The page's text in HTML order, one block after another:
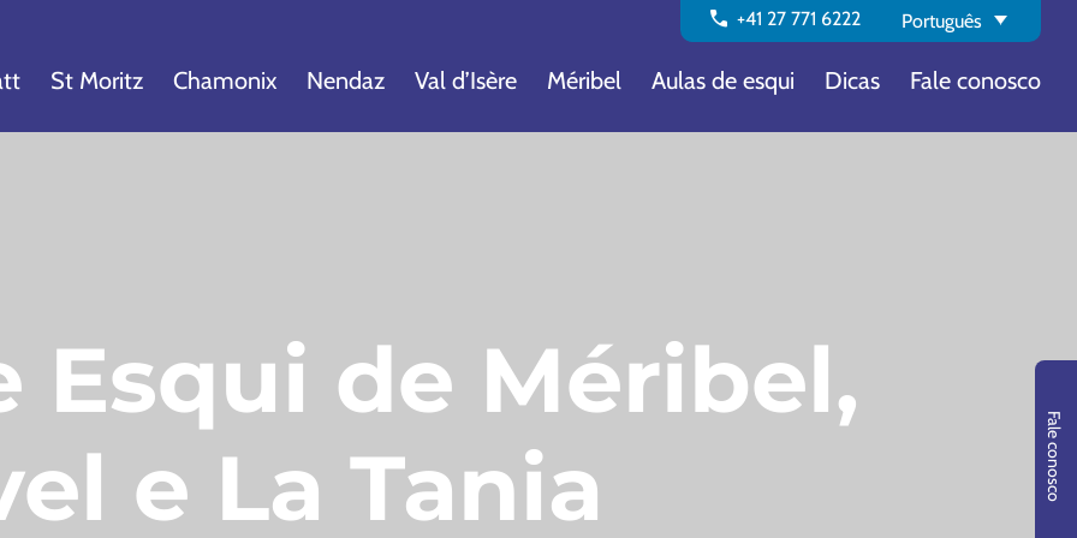
call +41 27 771 6222 Português
St Moritz Chamonix Nendaz Val d’Isère Méribel Aulas de esqui Dicas Fale conosco
Fale conosco
Esqui de Méribel,
e La Tania